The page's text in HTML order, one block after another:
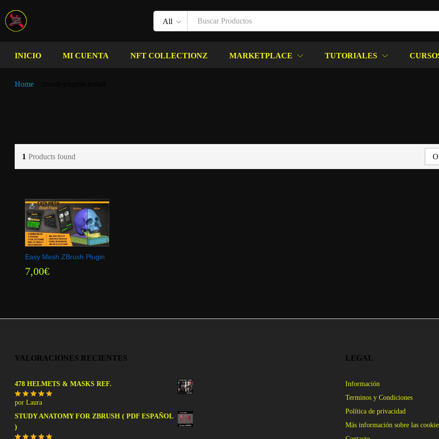
All
INICIO MI CUENTA NFT COLLECTIONZ MARKETPLACE TUTORIALES
Home
1 Products found
Easy Mesh ZBrush Plugin
7,00€
7,00€
VALORACIONES RECIENTES
478 HELMETS & MASKS REF.
Valorado
con5de 5
por Laura
STUDY ANATOMY FOR ZBRUSH ( PDF ESPAÑOL
)
LEGAL
Información
Terminos y Condiciones
Política de privacidad
Más información sobre las